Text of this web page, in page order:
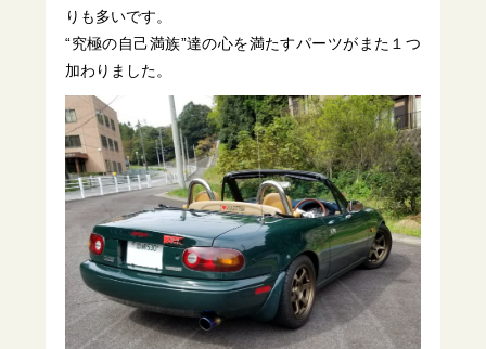
りも多いです。
“究極の自己満族”達の心を満たすパーツがまた１つ
加わりました。